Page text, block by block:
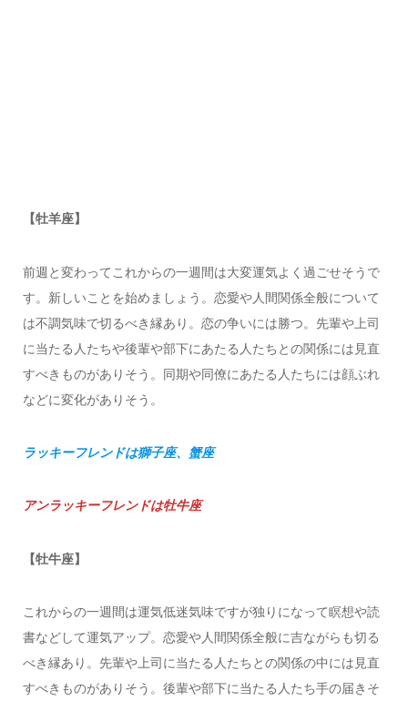
【牡羊座】
前週と変わってこれからの一週間は大変運気よく過ごせそうで
す。新しいことを始めましょう。恋愛や人間関係全般について
は不調気味で切るべき縁あり。恋の争いには勝つ。先輩や上司
に当たる人たちや後輩や部下にあたる人たちとの関係には見直
すべきものがありそう。同期や同僚にあたる人たちには顔ぶれ
などに変化がありそう。
ラッキーフレンドは獅子座、蟹座
アンラッキーフレンドは牡牛座
【牡牛座】
これからの一週間は運気低迷気味ですが独りになって瞑想や読
書などして運気アップ。恋愛や人間関係全般に吉ながらも切る
べき縁あり。先輩や上司に当たる人たちとの関係の中には見直
すべきものがありそう。後輩や部下に当たる人たち手の届きそ